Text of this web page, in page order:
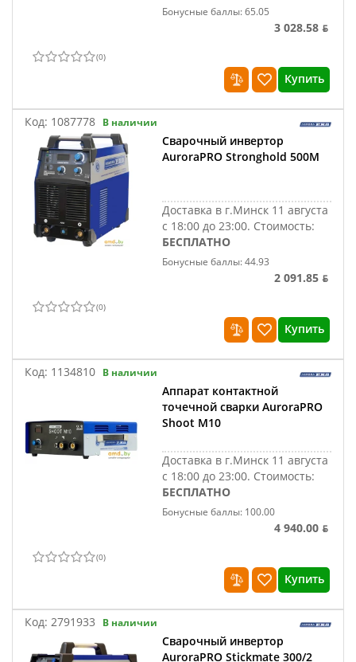
Бонусные баллы: 65.05
3 028.58 ƃ
(0)
Купить
Код: 1087778 В наличии
Сварочный инвертор
AuroraPRO Stronghold 500M
Доставка в г.Минск 11 августа
с 18:00 до 23:00. Стоимость:
БЕСПЛАТНО
Бонусные баллы: 44.93
2 091.85 ƃ
(0)
Купить
Код: 1134810 В наличии
Аппарат контактной
точечной сварки AuroraPRO
Shoot M10
Доставка в г.Минск 11 августа
с 18:00 до 23:00. Стоимость:
БЕСПЛАТНО
Бонусные баллы: 100.00
4 940.00 ƃ
(0)
Купить
Код: 2791933 В наличии
Сварочный инвертор
AuroraPRO Stickmate 300/2